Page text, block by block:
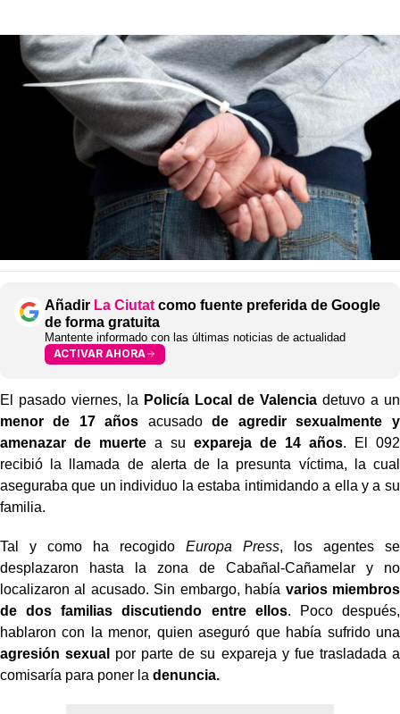
Añadir La Ciutat como fuente preferida de Google
de forma gratuita
Mantente informado con las últimas noticias de actualidad
ACTIVAR AHORA
El pasado viernes, la Policía Local de Valenciadetuvo a un
menor de 17 años acusadode agredir sexualmente y
amenazar de muerte a su expareja de 14 años. El 092
recibió la llamada de alerta de la presunta víctima, la cual
aseguraba que un individuo la estaba intimidando a ella y a su
familia.
Tal y como ha recogido Europa Press, los agentes se
desplazaron hasta la zona de Cabañal-Cañamelar y no
localizaron al acusado. Sin embargo, había varios miembros
de dos familias discutiendo entre ellos. Poco después,
hablaron con la menor, quien aseguró que había sufrido una
agresión sexual
por parte de su expareja y fue trasladada a
comisaría para poner la denuncia.